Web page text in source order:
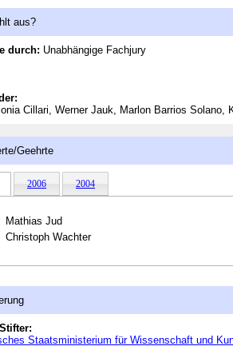
aus?
durch: Unabhängige Fachjury
Cillari, Werner Jauk, Marlon Barrios Solano,
Geehrte
2006 2004
Mathias Jud
Christoph Wachter
Staatsministerium für Wissenschaft und